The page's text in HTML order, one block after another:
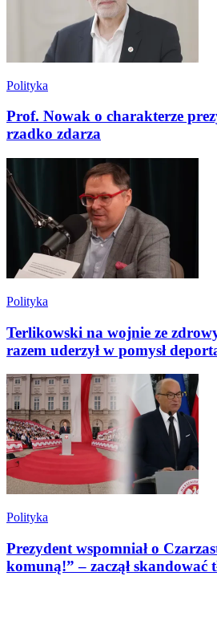
Polityka
Prof. Nowak o charakterze
rzadko zdarza
Polityka
Terlikowski na wojnie ze
razem uderzył w pomysł
Polityka
Prezydent wspomniał o
komuną!” – zaczął skandować